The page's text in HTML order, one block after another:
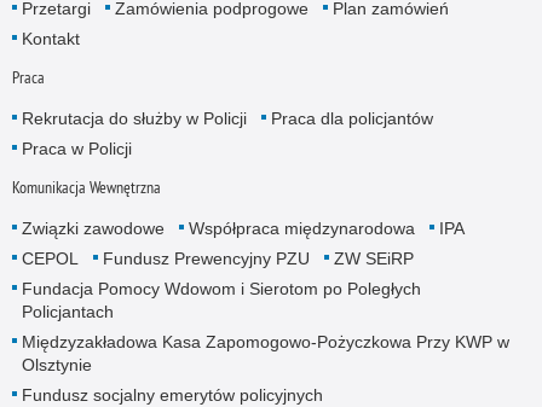
Przetargi Zamówienia podprogowe
Plan zamówień
Kontakt
Praca
Rekrutacja do służby w Policji
Praca dla policjantów
Praca w Policji
Komunikacja Wewnętrzna
Związki zawodowe Współpraca międzynarodowa
IPA
CEPOL
Fundusz Prewencyjny PZU
ZW SEiRP
Fundacja Pomocy Wdowom i Sierotom po Poległych
Policjantach
Międzyzakładowa Kasa Zapomogowo-Pożyczkowa Przy KWP w
Olsztynie
Fundusz socjalny emerytów policyjnych